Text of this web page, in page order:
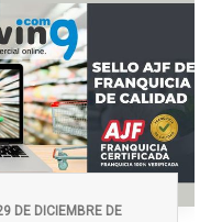
DE DICIEMBRE DE